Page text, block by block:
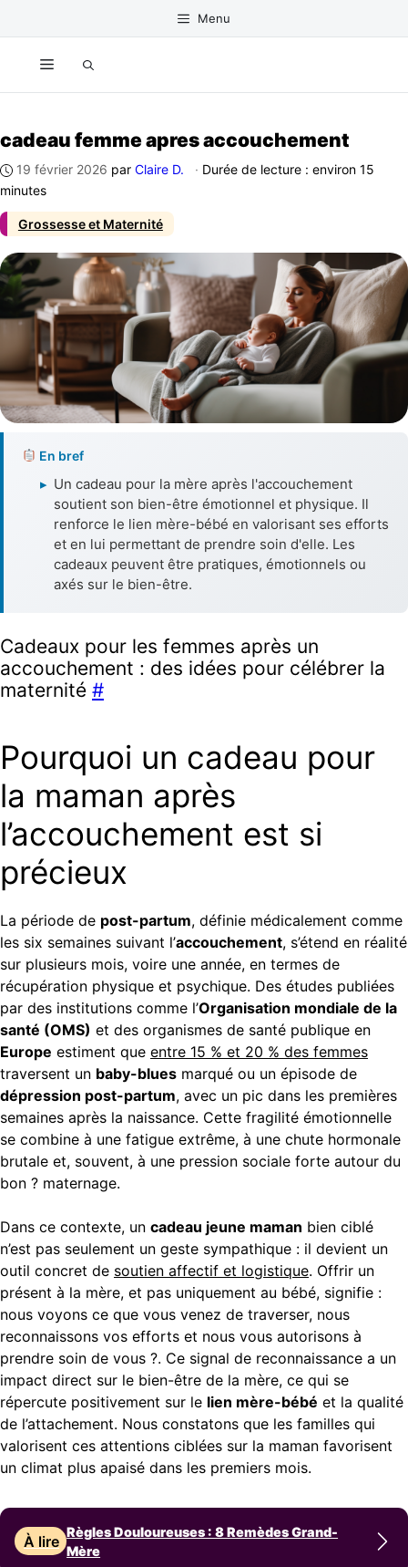
Menu
Menu
Grossesse et Maternité
cadeau femme apres accouchement
19 février 2026 par Claire D. · Durée de lecture : environ 15
minutes
En bref
▸ Un cadeau pour la mère après l'accouchement
soutient son bien-être émotionnel et physique. Il
renforce le lien mère-bébé en valorisant ses efforts
et en lui permettant de prendre soin d'elle. Les
cadeaux peuvent être pratiques, émotionnels ou
axés sur le bien-être.
Cadeaux pour les femmes après un
accouchement : des idées pour célébrer la
maternité #
Pourquoi un cadeau pour
la maman après
l’accouchement est si
précieux
La période de post-partum, définie médicalement comme
les six semaines suivant l’accouchement, s’étend en réalité
sur plusieurs mois, voire une année, en termes de
récupération physique et psychique. Des études publiées
par des institutions comme l’Organisation mondiale de la
santé (OMS) et des organismes de santé publique en
Europe estiment que entre 15 % et 20 % des femmes
traversent un baby-blues marqué ou un épisode de
dépression post-partum, avec un pic dans les premières
semaines après la naissance. Cette fragilité émotionnelle
se combine à une fatigue extrême, à une chute hormonale
brutale et, souvent, à une pression sociale forte autour du
bon ? maternage.
Dans ce contexte, un cadeau jeune maman bien ciblé
n’est pas seulement un geste sympathique : il devient un
outil concret de soutien affectif et logistique. Offrir un
présent à la mère, et pas uniquement au bébé, signifie :
nous voyons ce que vous venez de traverser, nous
reconnaissons vos efforts et nous vous autorisons à
prendre soin de vous ?. Ce signal de reconnaissance a un
impact direct sur le bien-être de la mère, ce qui se
répercute positivement sur le lien mère-bébé et la qualité
de l’attachement. Nous constatons que les familles qui
valorisent ces attentions ciblées sur la maman favorisent
un climat plus apaisé dans les premiers mois.
À lire
Règles Douloureuses : 8 Remèdes Grand-
Mère